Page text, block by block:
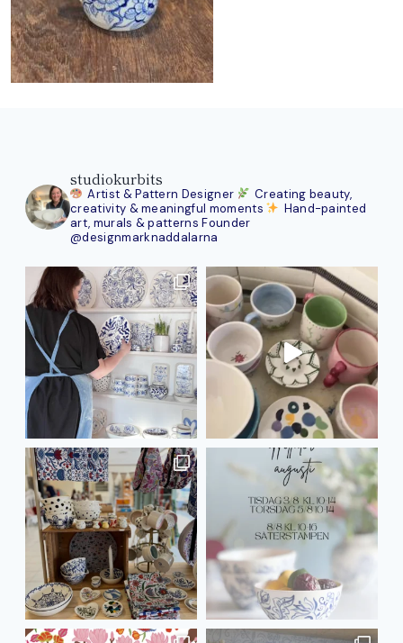
studiokurbits
Artist & Pattern Designer
Creating beauty,
creativity & meaningful moments
Hand-painted
art, murals & patterns Founder
@designmarknaddalarna